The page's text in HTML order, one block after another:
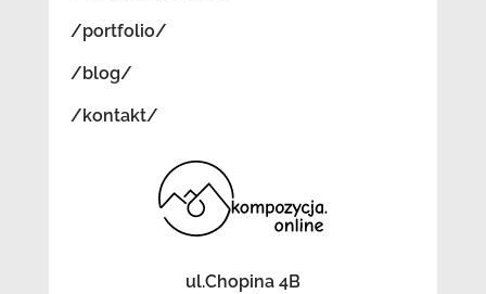
/portfolio/
/blog/
/kontakt/
ul.Chopina 4B